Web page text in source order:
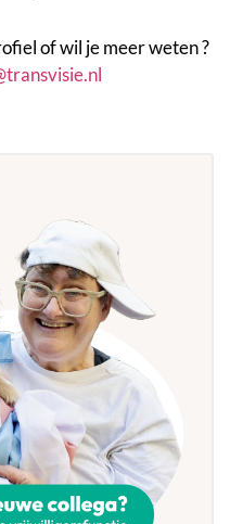
of wil je meer weten ?